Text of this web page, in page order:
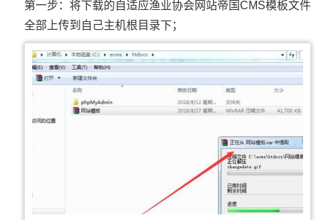
第一步：将下载的自适应渔业协会网站帝国CMS模板文件
全部上传到自己主机根目录下；